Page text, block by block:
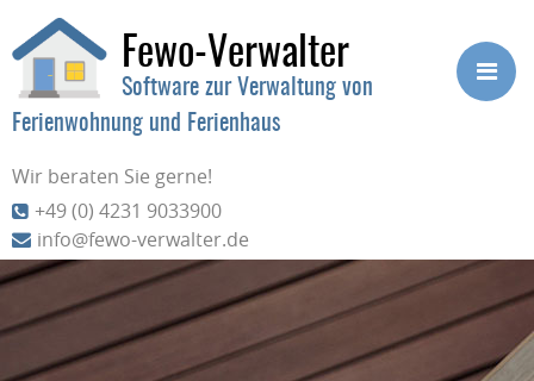
Fewo-Verwalter
Software zur Verwaltung von
Ferienwohnung und Ferienhaus
Wir beraten Sie gerne!
+49 (0) 4231 9033900
info@fewo-verwalter.de